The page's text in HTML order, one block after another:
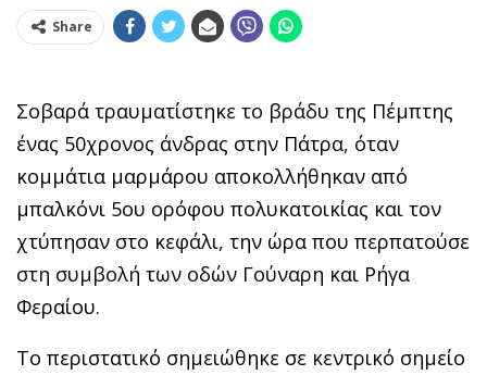
Share
Σοβαρά τραυματίστηκε το βράδυ της Πέμπτης
ένας 50χρονος άνδρας στην Πάτρα, όταν
κομμάτια μαρμάρου αποκολλήθηκαν από
μπαλκόνι 5ου ορόφου πολυκατοικίας και τον
χτύπησαν στο κεφάλι, την ώρα που περπατούσε
στη συμβολή των οδών Γούναρη και Ρήγα
Φεραίου.
Το περιστατικό σημειώθηκε σε κεντρικό σημείο